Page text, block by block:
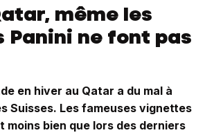
même les
ne font pas
en hiver au Qatar a du mal à
Suisses. Les fameuses vignettes
moins bien que lors des derniers